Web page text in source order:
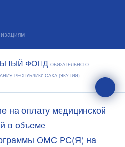
ФОНД ОБЯЗАТЕЛЬНОГО
РЕСПУБЛИКИ САХА (ЯКУТИЯ)
на оплату медицинской
в объеме
ОМС РС(Я) на